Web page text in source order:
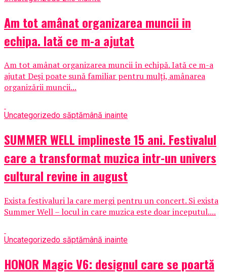
Am tot amânat organizarea muncii in
echipa. Iată ce m-a ajutat
Am tot amânat organizarea muncii în echipă. Iată ce m-a
ajutat Deși poate sună familiar pentru mulți, amânarea
organizării muncii...
Uncategorizedo săptămână inainte
SUMMER WELL implineste 15 ani. Festivalul
care a transformat muzica intr-un univers
cultural revine in august
Exista festivaluri la care mergi pentru un concert. Si exista
Summer Well – locul in care muzica este doar inceputul....
Uncategorizedo săptămână inainte
HONOR Magic V6: designul care se poartă